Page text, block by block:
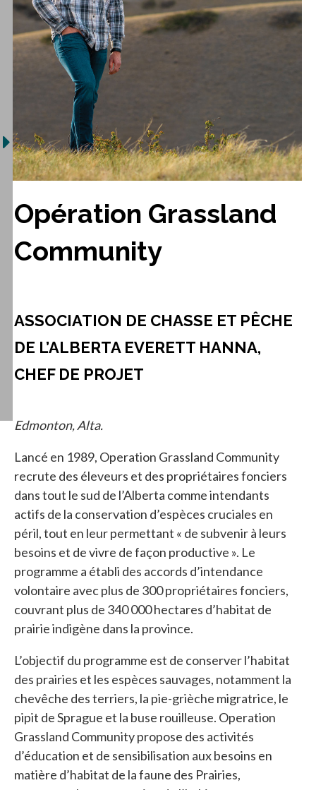
Opération Grassland
Community
ASSOCIATION DE CHASSE ET PÊCHE
DE L’ALBERTA EVERETT HANNA,
CHEF DE PROJET
Edmonton, Alta.
Lancé en 1989, Operation Grassland Community
recrute des éleveurs et des propriétaires fonciers
dans tout le sud de l’Alberta comme intendants
actifs de la conservation d’espèces cruciales en
péril, tout en leur permettant « de subvenir à leurs
besoins et de vivre de façon productive ». Le
programme a établi des accords d’intendance
volontaire avec plus de 300 propriétaires fonciers,
couvrant plus de 340 000 hectares d’habitat de
prairie indigène dans la province.
L’objectif du programme est de conserver l’habitat
des prairies et les espèces sauvages, notamment la
chevêche des terriers, la pie-grièche migratrice, le
pipit de Sprague et la buse rouilleuse. Operation
Grassland Community propose des activités
d’éducation et de sensibilisation aux besoins en
matière d’habitat de la faune des Prairies,